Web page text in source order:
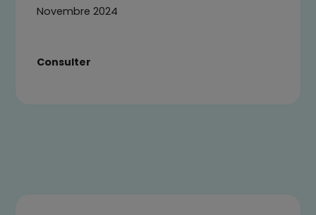
Novembre 2024
Consulter